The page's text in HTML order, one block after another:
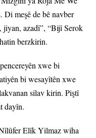
Di meşê de bê navber
jiyan, azadî”, “Bijî Serok
berzkirin.
xwe bi
bi wesayîtên xwe
silav kirin. Piştî
dayîn.
Elîk Yilmaz wiha